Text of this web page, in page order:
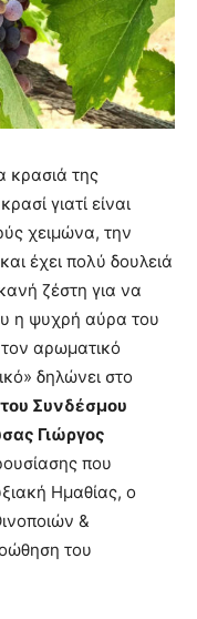
κρασιά της
γιατί είναι
χειμώνα, την
έχει πολύ δουλειά
ζέστη για να
η ψυχρή αύρα του
αρωματικό
δηλώνει στο
Συνδέσμου
Γιώργος
που
Ημαθίας, ο
&
του